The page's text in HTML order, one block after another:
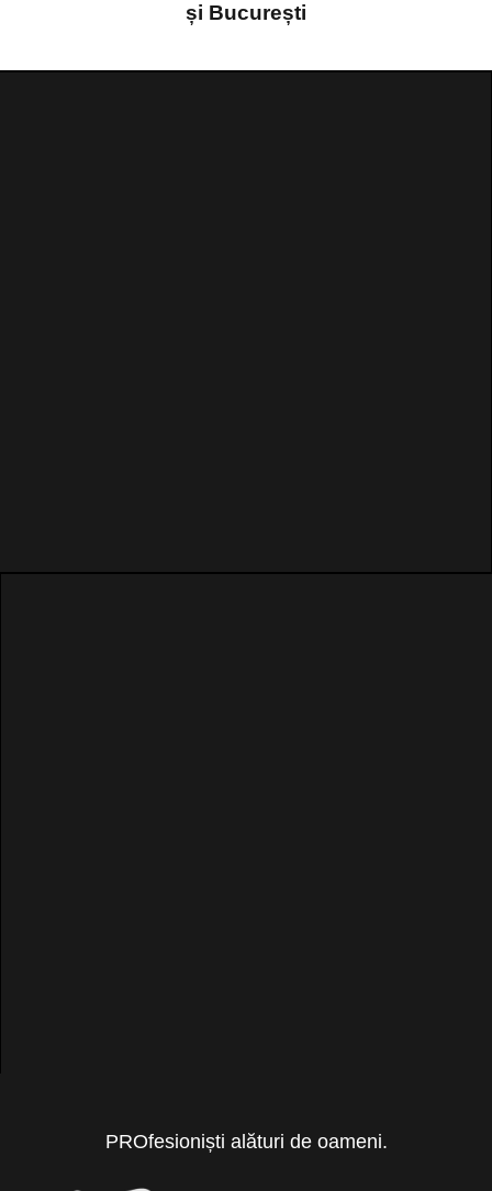
și București
PROfesioniști alături de oameni.